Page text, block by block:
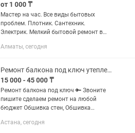
от 1 000 ₸
Мастер на час. Все виды бытовых
пpоблем. Плотник. Сантехник.
Электрик. Мелкий бытовой ремонт в
навеска, монтаж установка карниза,
Алматы, сегодня
Ремонт балкона под ключ утепления обшивка гарантия
15 000 - 45 000 ₸
Ремонт балкона под ключ 🔑 Звоните
пишите сделаем ремонт на любой
бюджет Обшивка стен, Обшивка
пол электрический, Теплый пол от
Астана, сегодня